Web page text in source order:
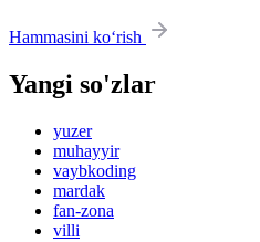
Hammasini ko‘rish
Yangi so'zlar
yuzer
muhayyir
vaybkoding
mardak
fan-zona
villi